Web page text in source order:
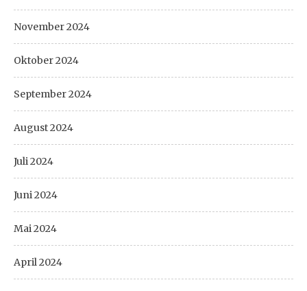
November 2024
Oktober 2024
September 2024
August 2024
Juli 2024
Juni 2024
Mai 2024
April 2024